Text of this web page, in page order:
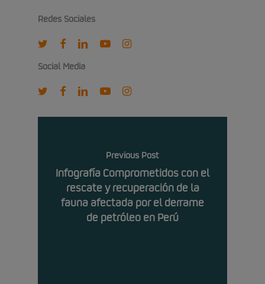
Redes Sociales
twitterfacebooklinkedinyoutubeinstagram
Social Media
twitterfacebooklinkedinyoutubeinstagram
Previous Post
Infografía Comprometidos con el
rescate y recuperación de la
fauna afectada por el derrame
de petróleo en Perú